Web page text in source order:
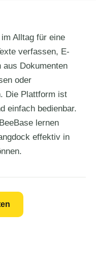
Alltag für eine
verfassen, E-
aus Dokumenten
oder
Die Plattform ist
einfach bedienbar.
lernen
effektiv in